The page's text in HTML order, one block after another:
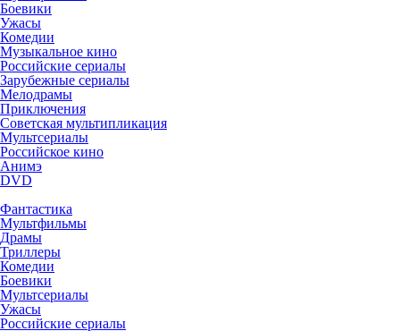
Боевики
Ужасы
Комедии
Музыкальное кино
Российские сериалы
Зарубежные сериалы
Мелодрамы
Приключения
Советская мультипликация
Мультсериалы
Российское кино
Анимэ
DVD
Фантастика
Мультфильмы
Драмы
Триллеры
Комедии
Боевики
Мультсериалы
Ужасы
Российские сериалы